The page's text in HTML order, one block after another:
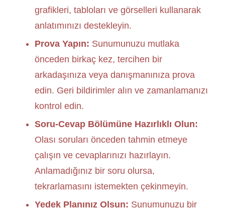
grafikleri, tabloları ve görselleri kullanarak
anlatımınızı destekleyin.
Prova Yapın: Sunumunuzu mutlaka
önceden birkaç kez, tercihen bir
arkadaşınıza veya danışmanınıza prova
edin. Geri bildirimler alın ve zamanlamanızı
kontrol edin.
Soru-Cevap Bölümüne Hazırlıklı Olun:
Olası soruları önceden tahmin etmeye
çalışın ve cevaplarınızı hazırlayın.
Anlamadığınız bir soru olursa,
tekrarlamasını istemekten çekinmeyin.
Yedek Planınız Olsun: Sunumunuzu bir